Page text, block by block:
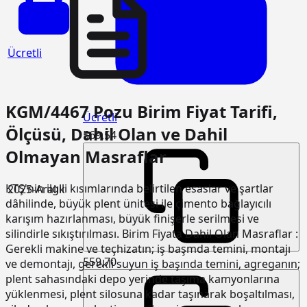
Ücretli
Ücretli
2025-Aralık
569,54
559,70
KGM/4467 Pozu Birim Fiyat Tarifi,
Ölçüsü, Dahil Olan ve Dahil
Olmayan Masraflar
KTŞ'nin ilgili kısımlarında belirtilen esaslar ve şartlar
dâhilinde, büyük plent ünitesi ile çimento bağlayıcılı
karışım hazırlanması, büyük finişerle serilmesi ve
silindirle sıkıştırılması. Birim Fiyata Dahil Olan Masraflar :
Gerekli makine ve teçhizatın; iş başmda temini, montajı
ve demontajı, gerekli suyun iş başında temini, agreganın;
plent sahasındaki depo yerinde taşıma kamyonlarına
yüklenmesi, plent silosuna kadar taşınarak boşaltılması,